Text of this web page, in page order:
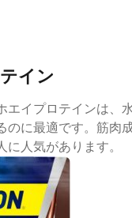
イン
エイプロテインは、
のに最適です。筋肉
に人気があります。